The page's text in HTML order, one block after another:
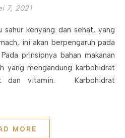
7, 2021
ini akan berpengaruh pada
prinsipnya bahan makanan
yang mengandung karbohidrat
dan vitamin. Karbohidrat
MORE